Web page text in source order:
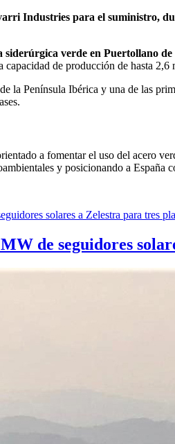
Industries para el suministro,
verde en Puertollano
capacidad de producción de hasta
la Península Ibérica y una de las
a fomentar el uso del acero
y posicionando a
de seguidores